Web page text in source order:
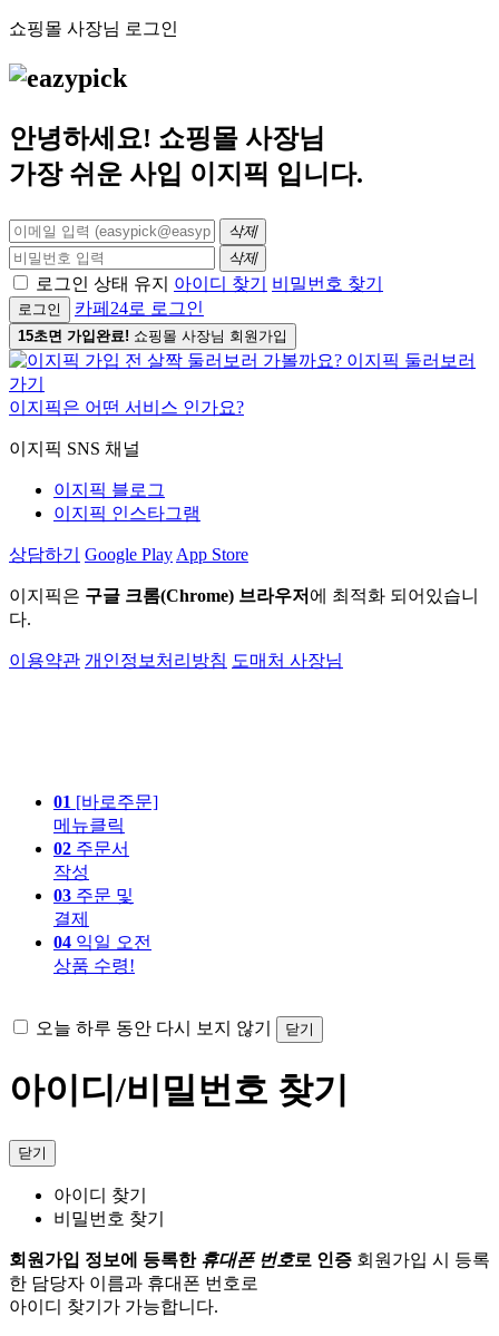
쇼핑몰 사장님 로그인
안녕하세요! 쇼핑몰 사장님
가장 쉬운 사입 이지픽 입니다.
삭제
삭제
로그인 상태 유지 아이디 찾기 비밀번호 찾기
로그인 카페24로 로그인
15초면 가입완료! 쇼핑몰 사장님 회원가입
이지픽은 어떤 서비스 인가요?
이지픽 SNS 채널
이지픽 블로그
이지픽 인스타그램
상담하기 Google Play App Store
이지픽은 구글 크롬(Chrome) 브라우저 에 최적화 되어있습니
다.
이용약관 개인정보처리방침 도매처 사장님
01 [바로주문]
메뉴클릭
02 주문서
작성
03 주문 및
결제
04 익일 오전
상품 수령!
오늘 하루 동안 다시 보지 않기 닫기
아이디/비밀번호 찾기
닫기
아이디 찾기
비밀번호 찾기
회원가입 정보에 등록한 휴대폰 번호로 인증 회원가입 시 등록
한 담당자 이름과 휴대폰 번호로
아이디 찾기가 가능합니다.